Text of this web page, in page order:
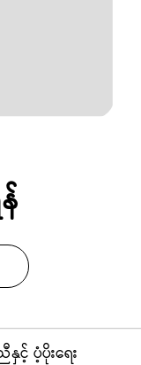
ပံ့ပိုးရေး